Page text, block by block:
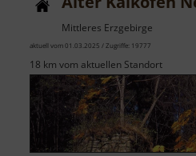
Mittleres Erzgebirge
aktuell vom 01.03.2025 / Zugriffe: 19777
18 km vom aktuellen Standort